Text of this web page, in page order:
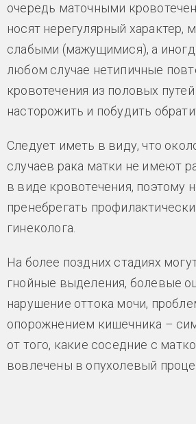
очередь маточными
носят нерегулярный характер,
слабыми (мажущимися), а
любом случае нетипичные
кровотечения из половых
насторожить и побудить
Следует иметь в виду, что
случаев рака матки не имеют
в виде кровотечения, поэтому
пренебрегать
гинеколога.
На более поздних стадиях
гнойные выделения, болевые
нарушение оттока мочи,
опорожнением кишечника –
от того, какие соседние с
вовлечены в опухолевый